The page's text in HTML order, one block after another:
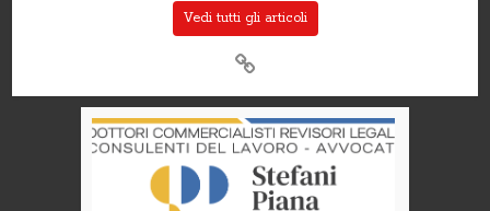
Vedi tutti gli articoli